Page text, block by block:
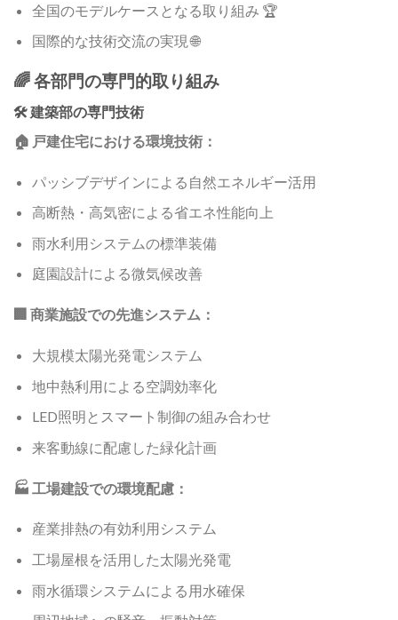
全国のモデルケースとなる取り組み 🏆
国際的な技術交流の実現 🌐
🌈 各部門の専門的取り組み
🛠️ 建築部の専門技術
🏠 戸建住宅における環境技術：
パッシブデザインによる自然エネルギー活用
高断熱・高気密による省エネ性能向上
雨水利用システムの標準装備
庭園設計による微気候改善
🏢 商業施設での先進システム：
大規模太陽光発電システム
地中熱利用による空調効率化
LED照明とスマート制御の組み合わせ
来客動線に配慮した緑化計画
🏭 工場建設での環境配慮：
産業排熱の有効利用システム
工場屋根を活用した太陽光発電
雨水循環システムによる用水確保